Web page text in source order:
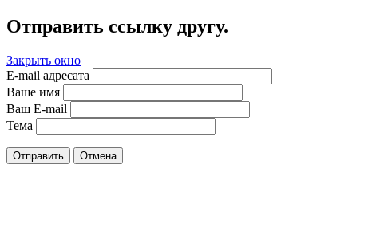
Отправить ссылку другу.
Закрыть окно
E-mail адресата
Ваше имя
Ваш E-mail
Тема
Отправить Отмена